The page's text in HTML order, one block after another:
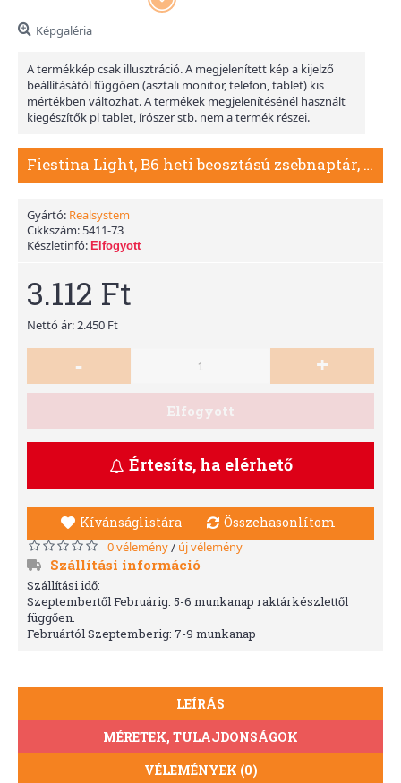
Képgaléria
A termékkép csak illusztráció. A megjelenített kép a kijelző
beállításától függően (asztali monitor, telefon, tablet) kis
mértékben változhat. A termékek megjelenítésénél használt
kiegészítők pl tablet, írószer stb. nem a termék részei.
Fiestina Light, B6 heti beosztású zsebnaptár, Kolibri
Gyártó: Realsystem
Cikkszám: 5411-73
Készletinfó: Elfogyott
3.112 Ft
Nettó ár: 2.450 Ft
- +
Elfogyott
Értesíts, ha elérhető
Kívánságlistára Összehasonlítom
0 vélemény/ új vélemény
Szállítási információ
Szállítási idő:
Szeptembertől Februárig: 5-6 munkanap raktárkészlettől
függően.
Februártól Szeptemberig: 7-9 munkanap
LEÍRÁS
MÉRETEK, TULAJDONSÁGOK
VÉLEMÉNYEK (0)